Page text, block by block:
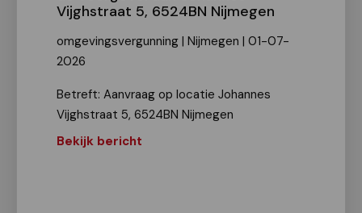
Vijghstraat 5, 6524BN Nijmegen
omgevingsvergunning | Nijmegen | 01-07-
2026
Betreft: Aanvraag op locatie Johannes
Vijghstraat 5, 6524BN Nijmegen
Bekijk bericht